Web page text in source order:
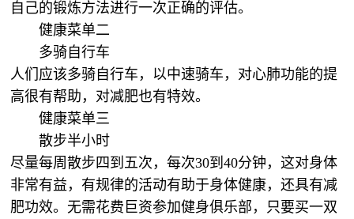
自己的锻炼方法进行一次正确的评估。
健康菜单二
多骑自行车
人们应该多骑自行车，以中速骑车，对心肺功能的提
高很有帮助，对减肥也有特效。
健康菜单三
散步半小时
尽量每周散步四到五次，每次30到40分钟，这对身体
非常有益，有规律的活动有助于身体健康，还具有减
肥功效。无需花费巨资参加健身俱乐部，只要买一双